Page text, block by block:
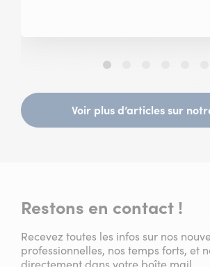
Slide
sur
6
sur
6
sur
6
sur
6
sur
6
6
Voir plus d’articles sur
Restons en contact !
Recevez toutes les infos sur nos
professionnelles, nos temps forts, et